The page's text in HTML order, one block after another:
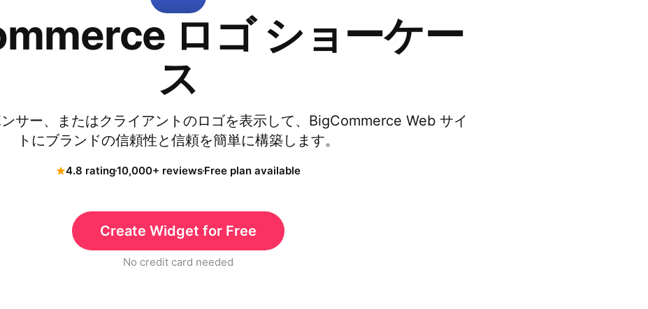
ロゴ ショーケー
ス
サー、またはクライアントのロゴを表示して、BigCommerce Web サイ
トにブランドの信頼性と信頼を簡単に構築します。
4.8 rating10,000+ reviewsFree plan available
Create Widget for Free
No credit card needed